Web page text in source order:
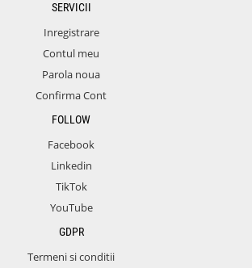
SERVICII
Inregistrare
Contul meu
Parola noua
Confirma Cont
FOLLOW
Facebook
Linkedin
TikTok
YouTube
GDPR
Termeni si conditii